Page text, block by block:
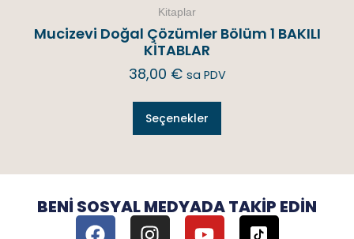
Kitaplar
Mucizevi Doğal Çözümler Bölüm 1 BAKILI
KİTABLAR
38,00 € sa PDV
Seçenekler
BENI SOSYAL MEDYADA TAKIP EDIN